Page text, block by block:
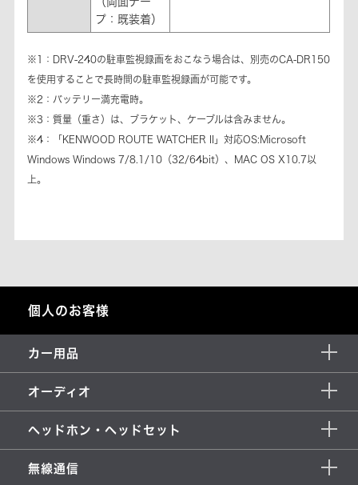
プ：既装着）
※1：DRV-240の駐車監視録画をおこなう場合は、別売のCA-DR150
を使用することで長時間の駐車監視録画が可能です。
※2：バッテリー満充電時。
※3：質量（重さ）は、ブラケット、ケーブルは含みません。
※4：「KENWOOD ROUTE WATCHER II」対応OS:Microsoft
Windows Windows 7/8.1/10（32/64bit）、MAC OS X10.7以
上。
個人のお客様
カー用品
オーディオ
ヘッドホン・ヘッドセット
無線通信